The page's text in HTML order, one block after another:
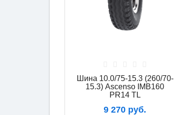
Шина 10.0/75-15.3 (260/70-
15.3) Ascenso IMB160
PR14 TL
9 270 руб.